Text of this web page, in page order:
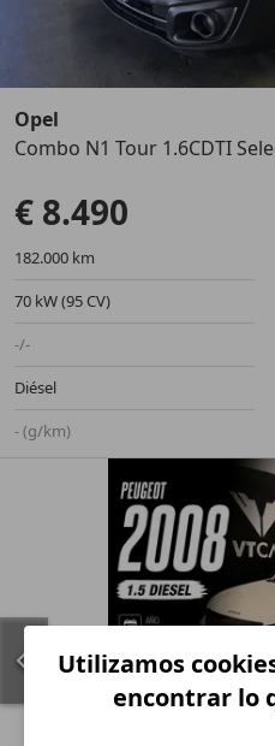
Anterior
Opel
Combo N1 Tour 1.6CDTI
€ 8.490
182.000 km
70 kW (95 CV)
-/-
Diésel
- (g/km)
Utilizamos
encontrar lo